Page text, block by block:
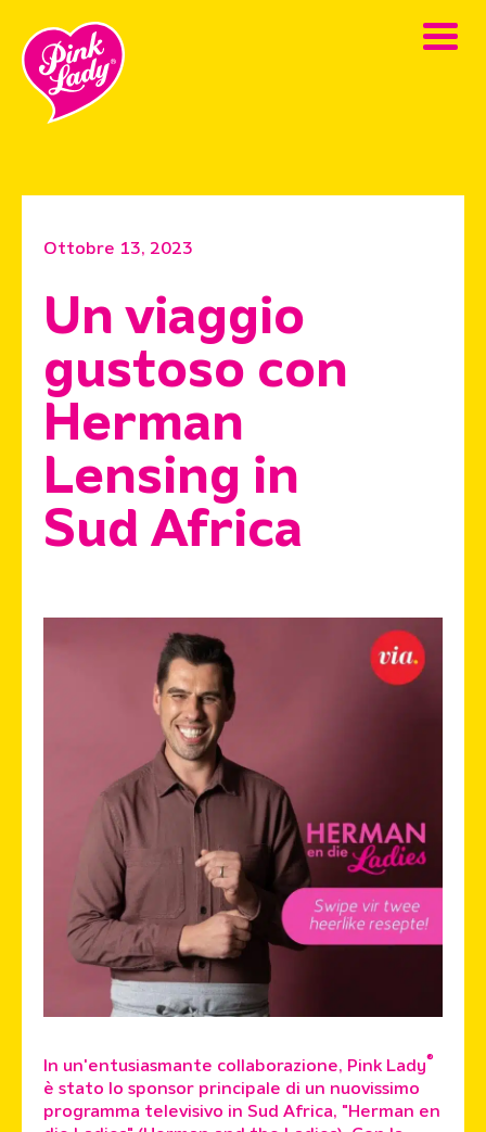
Ottobre 13, 2023
Un viaggio
gustoso con
Herman
Lensing in
Sud Africa
In un'entusiasmante collaborazione, Pink Lady®
è stato lo sponsor principale di un nuovissimo
programma televisivo in Sud Africa, "Herman en